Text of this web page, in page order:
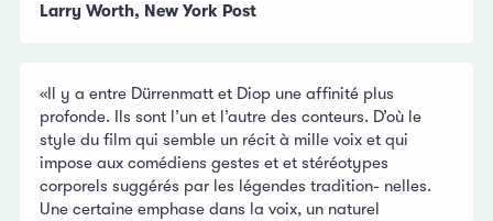
Larry Worth, New York Post
«Il y a entre Dürrenmatt et Diop une affinité plus
profonde. Ils sont l’un et l’autre des conteurs. D’où le
style du film qui semble un récit à mille voix et qui
impose aux comédiens gestes et et stéréotypes
corporels suggérés par les légendes tradition- nelles.
Une certaine emphase dans la voix, un naturel